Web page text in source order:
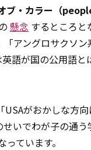
ブ・カラー（
懸念 するところと
アングロサクソン
語が国の公用語と
がおかしな方
いでわが子の通
ています。